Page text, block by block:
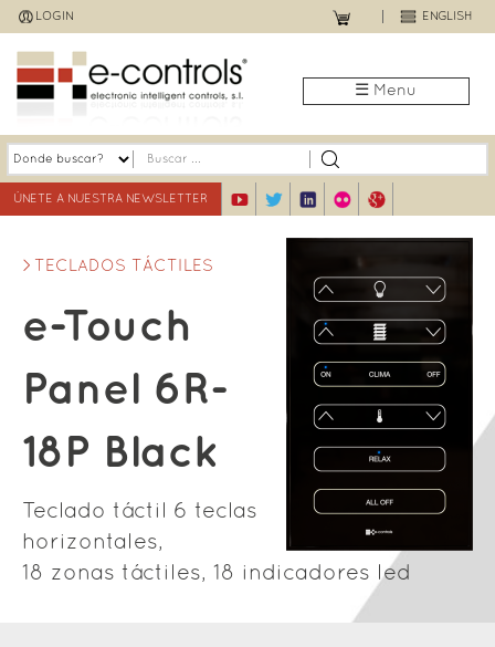
Jump
to
navigation
LOGIN ENGLISH
☰ Menu
ÚNETE A NUESTRA NEWSLETTER
TECLADOS TÁCTILES
e-Touch
Panel 6R-
18P Black
Teclado táctil 6 teclas
horizontales,
18 zonas táctiles, 18 indicadores led